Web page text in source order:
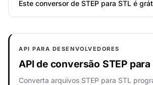
Este conversor de STEP para STL é
API PARA DESENVOLVEDORES
API de conversão STEP para
Converta arquivos STEP para STL